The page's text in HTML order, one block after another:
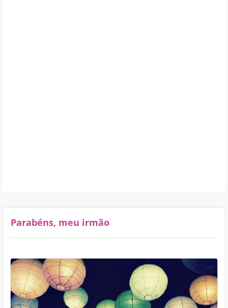
Parabéns, meu irmão